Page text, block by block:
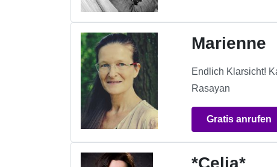
Marienne
Endlich Klarsicht!
Rasayan
Gratis anrufen
*Celia*